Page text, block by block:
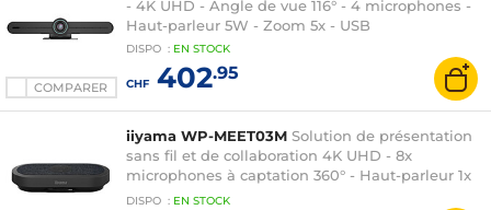
COMPARER
- 4K UHD - Angle de vue 116° - 4 microphones -
Haut-parleur 5W - Zoom 5x - USB
DISPO : EN STOCK
CHF402.95
iiyama WP-MEET03M Solution de présentation
sans fil et de collaboration 4K UHD - 8x
microphones à captation 360° - Haut-parleur 1x
3W - USB-C
DISPO : EN STOCK